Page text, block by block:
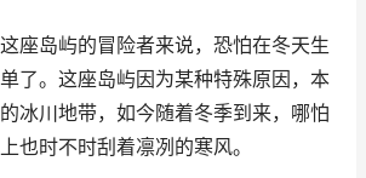
座岛屿的冒险者来说，恐怕在冬天生
了。这座岛屿因为某种特殊原因，本
冰川地带，如今随着冬季到来，哪怕
也时不时刮着凛冽的寒风。